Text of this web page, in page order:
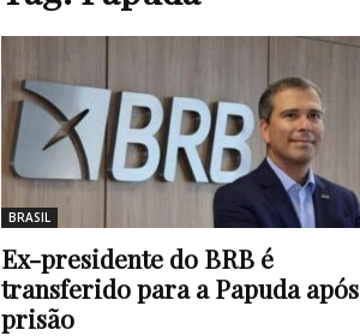
BRASIL
Ex-presidente do BRB é
transferido para a Papuda após
prisão